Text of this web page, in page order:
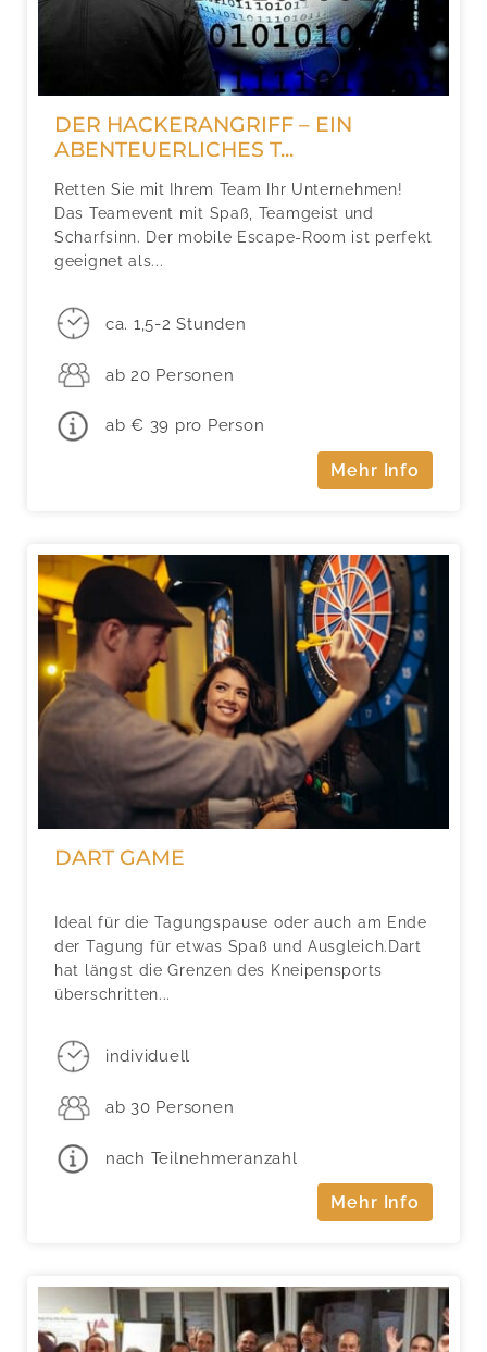
DER HACKERANGRIFF – EIN
ABENTEUERLICHES T...
Retten Sie mit Ihrem Team Ihr Unternehmen!
Das Teamevent mit Spaß, Teamgeist und
Scharfsinn. Der mobile Escape-Room ist perfekt
geeignet als...
ca. 1,5-2 Stunden
ab 20 Personen
ab € 39 pro Person
Mehr Info
DART GAME
Ideal für die Tagungspause oder auch am Ende
der Tagung für etwas Spaß und Ausgleich.Dart
hat längst die Grenzen des Kneipensports
überschritten...
individuell
ab 30 Personen
nach Teilnehmeranzahl
Mehr Info